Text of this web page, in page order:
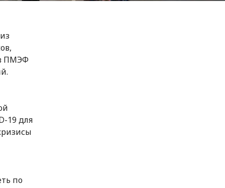
ПМЭФ
19 для
по